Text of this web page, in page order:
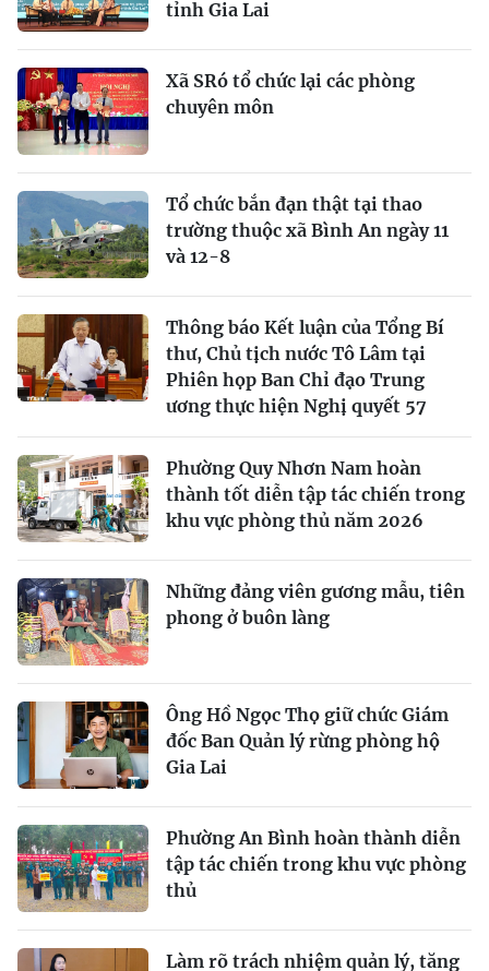
tỉnh Gia Lai
Xã SRó tổ chức lại các phòng
chuyên môn
Tổ chức bắn đạn thật tại thao
trường thuộc xã Bình An ngày 11
và 12-8
Thông báo Kết luận của Tổng Bí
thư, Chủ tịch nước Tô Lâm tại
Phiên họp Ban Chỉ đạo Trung
ương thực hiện Nghị quyết 57
Phường Quy Nhơn Nam hoàn
thành tốt diễn tập tác chiến trong
khu vực phòng thủ năm 2026
Những đảng viên gương mẫu, tiên
phong ở buôn làng
Ông Hồ Ngọc Thọ giữ chức Giám
đốc Ban Quản lý rừng phòng hộ
Gia Lai
Phường An Bình hoàn thành diễn
tập tác chiến trong khu vực phòng
thủ
Làm rõ trách nhiệm quản lý, tăng